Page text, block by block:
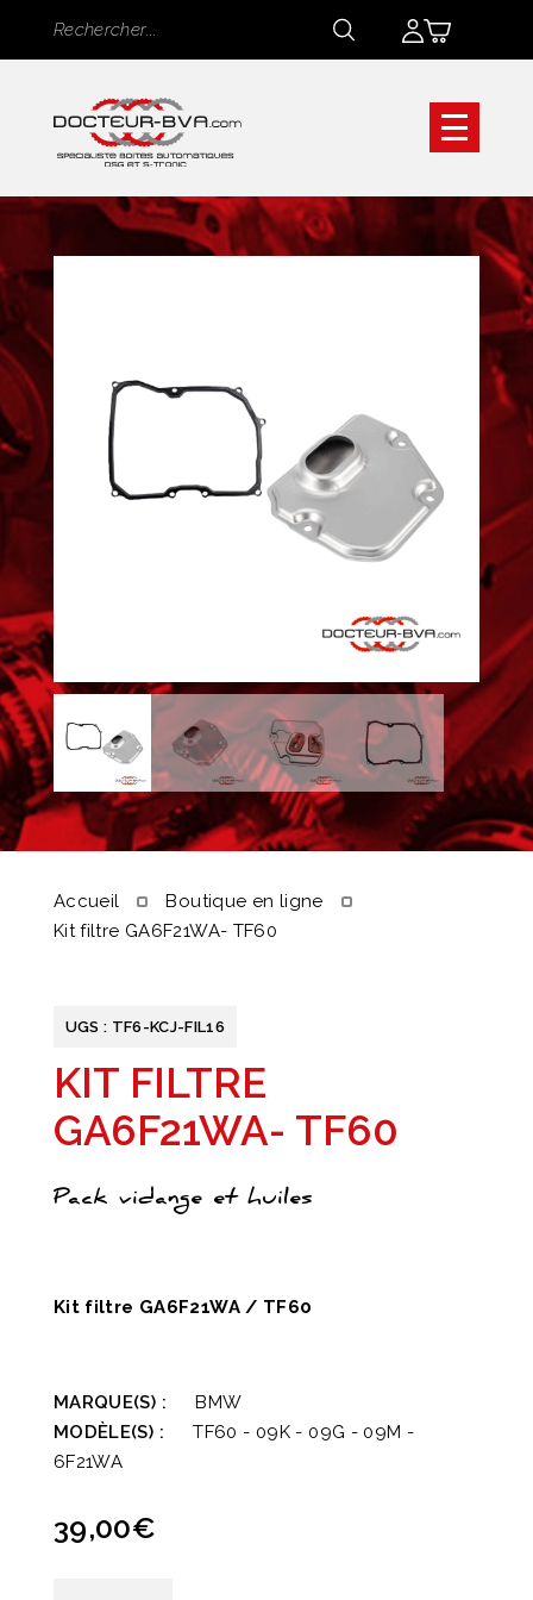
Rechercher
Rechercher
Accueil
Boutique en ligne
Kit filtre GA6F21WA- TF60
UGS : TF6-KCJ-FIL16
KIT FILTRE
GA6F21WA- TF60
Pack vidange et huiles
Kit filtre GA6F21WA / TF60
MARQUE(S) :
BMW
MODÈLE(S) :
TF60 - 09K - 09G - 09M -
6F21WA
39,00€